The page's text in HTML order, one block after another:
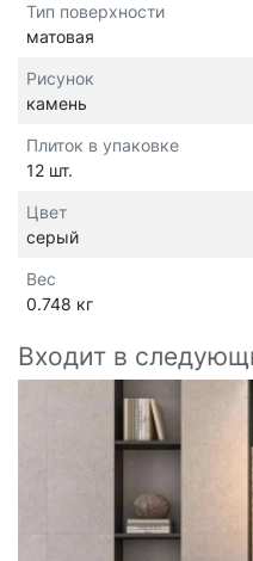
Тип поверхности
матовая
Рисунок
камень
Плиток в упаковке
12 шт.
Цвет
серый
Вес
0.748 кг
Входит в